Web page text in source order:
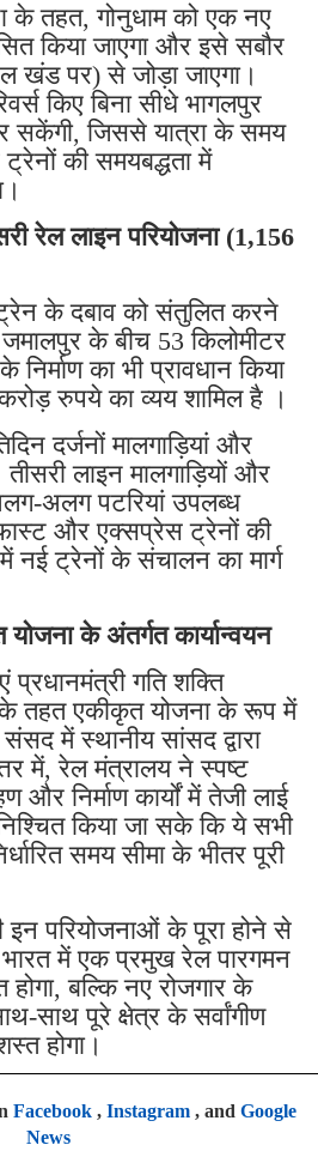
के तहत, गोनुधाम को एक नए
किया जाएगा और इसे सबौर
खंड पर) से जोड़ा जाएगा।
किए बिना सीधे भागलपुर
सकेंगी, जिससे यात्रा के समय
की समयबद्धता में
रेल लाइन परियोजना (1,156
के दबाव को संतुलित करने
के बीच 53 किलोमीटर
का भी प्रावधान किया
रुपये का व्यय शामिल है ।
दर्जनों मालगाड़ियां और
लाइन मालगाड़ियों और
अलग पटरियां उपलब्ध
और एक्सप्रेस ट्रेनों की
नई ट्रेनों के संचालन का मार्ग
योजना के अंतर्गत कार्यान्वयन
प्रधानमंत्री गति शक्ति
के तहत एकीकृत योजना के रूप में
में स्थानीय सांसद द्वारा
में, रेल मंत्रालय ने स्पष्ट
और निर्माण कार्यों में तेजी लाई
किया जा सके कि ये सभी
समय सीमा के भीतर पूरी
परियोजनाओं के पूरा होने से
में एक प्रमुख रेल पारगमन
बल्कि नए रोजगार के
पूरे क्षेत्र के सर्वांगीण
होगा।
Facebook, Instagram, and Google
News